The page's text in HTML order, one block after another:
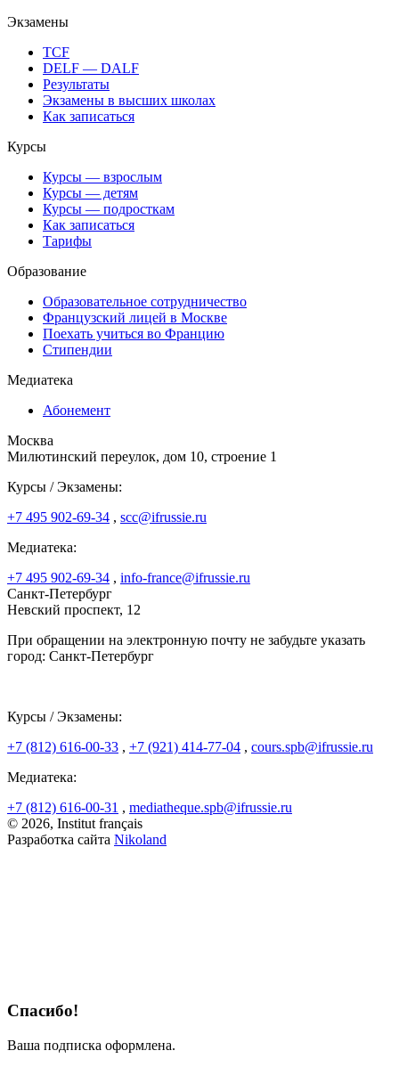
Экзамены
TCF
DELF — DALF
Результаты
Экзамены в высших школах
Как записаться
Курсы
Курсы — взрослым
Курсы — детям
Курсы — подросткам
Как записаться
Тарифы
Образование
Образовательное сотрудничество
Французский лицей в Москве
Поехать учиться во Францию
Стипендии
Медиатека
Абонемент
Москва
Милютинский переулок, дом 10, строение 1
Курсы / Экзамены:
+7 495 902-69-34 , scc@ifrussie.ru
Медиатека:
+7 495 902-69-34 , info-france@ifrussie.ru
Санкт-Петербург
Невский проспект, 12
При обращении на электронную почту не забудьте указать
город: Санкт-Петербург
Курсы / Экзамены:
+7 (812) 616-00-33 , +7 (921) 414-77-04 , cours.spb@ifrussie.ru
Медиатека:
+7 (812) 616-00-31 , mediatheque.spb@ifrussie.ru
© 2026, Institut français
Разработка сайта Nikoland
Спасибо!
Ваша подписка оформлена.